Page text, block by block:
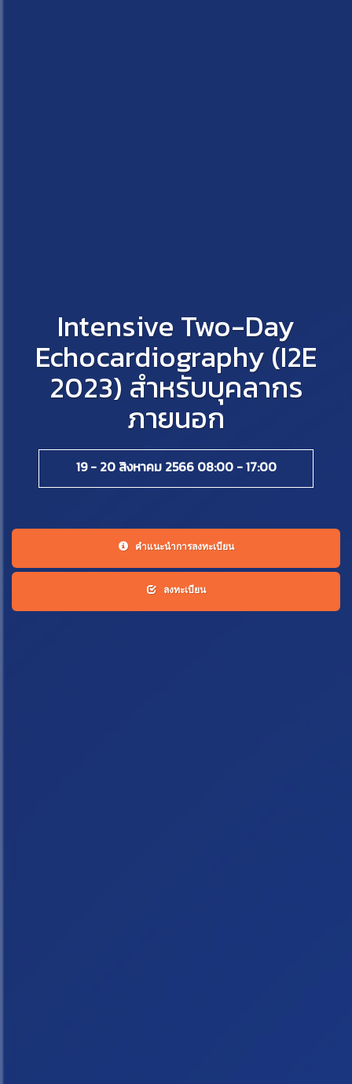
Intensive Two-Day
Echocardiography (I2E
2023) สำหรับบุคลากร
ภายนอก
19 - 20 สิงหาคม 2566 08:00 - 17:00
คำแนะนำการลงทะเบียน
ลงทะเบียน